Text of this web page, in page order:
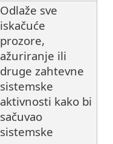
Odlaže sve
iskačuće
prozore,
ažuriranje ili
druge zahtevne
sistemske
aktivnosti kako bi
sačuvao
sistemske